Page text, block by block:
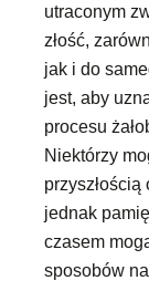
utraconym
złość,
jak i do
jest, aby
procesu
Niektórzy
jednak
czasem
sposobów